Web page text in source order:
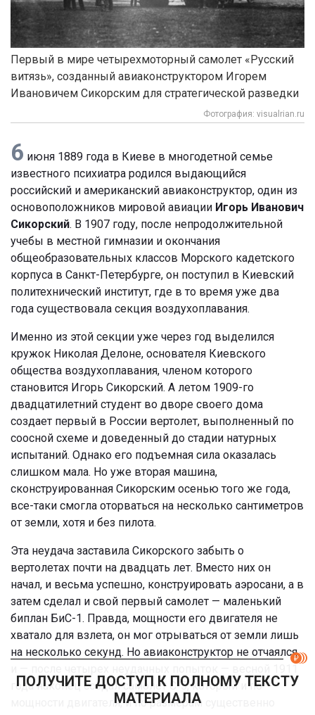
Первый в мире четырехмоторный самолет «Русский
витязь», созданный авиаконструктором Игорем
Ивановичем Сикорским для стратегической разведки
Фотография: visualrian.ru
6 июня 1889 года в Киеве в многодетной семье
известного психиатра родился выдающийся
российский и американский авиаконструктор, один из
основоположников мировой авиации Игорь Иванович
Сикорский. В 1907 году, после непродолжительной
учебы в местной гимназии и окончания
общеобразовательных классов Морского кадетского
корпуса в Санкт-Петербурге, он поступил в Киевский
политехнический институт, где в то время уже два
года существовала секция воздухоплавания.
Именно из этой секции уже через год выделился
кружок Николая Делоне, основателя Киевского
общества воздухоплавания, членом которого
становится Игорь Сикорский. А летом 1909-го
двадцатилетний студент во дворе своего дома
создает первый в России вертолет, выполненный по
соосной схеме и доведенный до стадии натурных
испытаний. Однако его подъемная сила оказалась
слишком мала. Но уже вторая машина,
сконструированная Сикорским осенью того же года,
все-таки смогла оторваться на несколько сантиметров
от земли, хотя и без пилота.
Эта неудача заставила Сикорского забыть о
вертолетах почти на двадцать лет. Вместо них он
начал, и весьма успешно, конструировать аэросани, а в
затем сделал и свой первый самолет — маленький
биплан БиС-1. Правда, мощности его двигателя не
хватало для взлета, он мог отрываться от земли лишь
на несколько секунд. Но авиаконструктор не отчаялся
года наконец создал самолет С-5, который и по
мощности двигателя, и по размерам существенно
ПОЛУЧИТЕ ДОСТУП К ПОЛНОМУ ТЕКСТУ
МАТЕРИАЛА